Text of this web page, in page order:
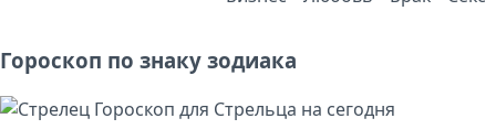
Гороскоп по знаку зодиака
Гороскоп для Стрельца на сегодня